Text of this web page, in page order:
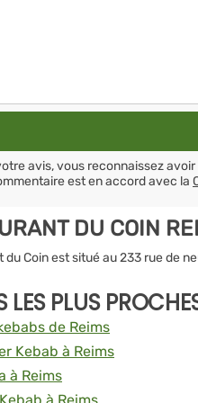
avis, vous reconnaissez
est en accord avec la
DU COIN
du Coin est situé au 233 rue de
LES PLUS
de Reims
Kebab à Reims
à Reims
à Reims